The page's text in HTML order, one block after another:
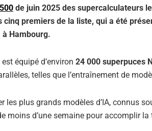
de juin 2025 des supercalculateurs
premiers de la liste, qui a été
Hambourg.
équipé d’environ 24 000 superpuces
telles que l’entraînement de
les plus grands modèles d’IA, connus
moins d’une semaine pour accomplir la